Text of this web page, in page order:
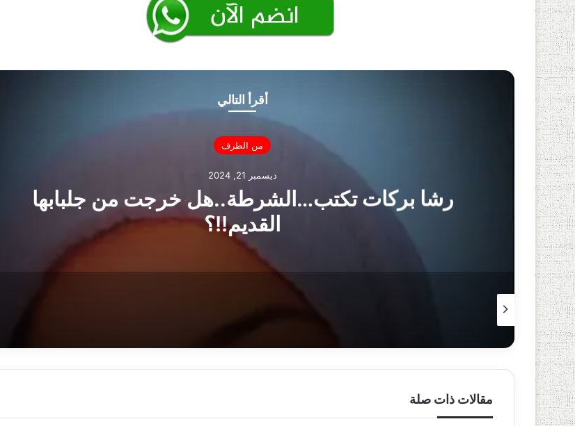
أقرأ التالي
من الطرف
ديسمبر 21, 2024
رشا بركات تكتب…الشرطة..هل خرجت من جلبابها
القديم!!؟
مقالات ذات صلة